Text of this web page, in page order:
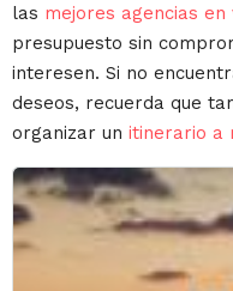
las mejores agencias en
presupuesto sin
interesen. Si no
deseos, recuerda que
organizar un itinerario a